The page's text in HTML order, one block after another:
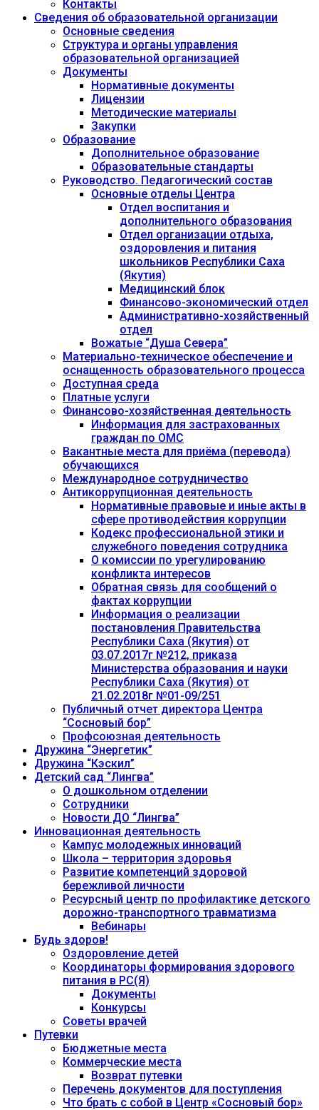
Контакты
Сведения об образовательной организации
Основные сведения
Структура и органы управления
образовательной организацией
Документы
Нормативные документы
Лицензии
Методические материалы
Закупки
Образование
Дополнительное образование
Образовательные стандарты
Руководство. Педагогический состав
Основные отделы Центра
Отдел воспитания и
дополнительного образования
Отдел организации отдыха,
оздоровления и питания
школьников Республики Саха
(Якутия)
Медицинский блок
Финансово-экономический отдел
Административно-хозяйственный
отдел
Вожатые “Душа Севера”
Материально-техническое обеспечение и
оснащенность образовательного процесса
Доступная среда
Платные услуги
Финансово-хозяйственная деятельность
Информация для застрахованных
граждан по ОМС
Вакантные места для приёма (перевода)
обучающихся
Международное сотрудничество
Антикоррупционная деятельность
Нормативные правовые и иные акты в
сфере противодействия коррупции
Кодекс профессиональной этики и
служебного поведения сотрудника
О комиссии по урегулированию
конфликта интересов
Обратная связь для сообщений о
фактах коррупции
Информация о реализации
постановления Правительства
Республики Саха (Якутия) от
03.07.2017г №212, приказа
Министерства образования и науки
Республики Саха (Якутия) от
21.02.2018г №01-09/251
Публичный отчет директора Центра
“Сосновый бор”
Профсоюзная деятельность
Дружина “Энергетик”
Дружина “Кэскил”
Детский сад “Лингва”
О дошкольном отделении
Сотрудники
Новости ДО “Лингва”
Инновационная деятельность
Кампус молодежных инноваций
Школа – территория здоровья
Развитие компетенций здоровой
бережливой личности
Ресурсный центр по профилактике детского
дорожно-транспортного травматизма
Вебинары
Будь здоров!
Оздоровление детей
Координаторы формирования здорового
питания в РС(Я)
Документы
Конкурсы
Советы врачей
Путевки
Бюджетные места
Коммерческие места
Возврат путевки
Перечень документов для поступления
Что брать с собой в Центр «Сосновый бор»